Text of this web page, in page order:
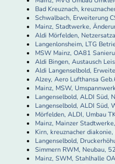
Bad Kreuznach,
Schwalbach, Erweiterung
Mainz, Stadtwerke,
Aldi Mörfelden,
Langenlonsheim, LTG
MSW Mainz, OA81
Aldi Bingen, Austausch
Aldi Langenselbold,
Alzey, Aero Lufthansa
Mainz, MSW,
Langenselbold, ALDI Süd,
Langenselbold, ALDI Süd,
Mörfelden, ALDI, Umbau
Mainz, Mainzer
Kirn, kreuznacher
Langenselbold,
Simmern RWM, Neubau,
Mainz, SWM, Stahlhalle